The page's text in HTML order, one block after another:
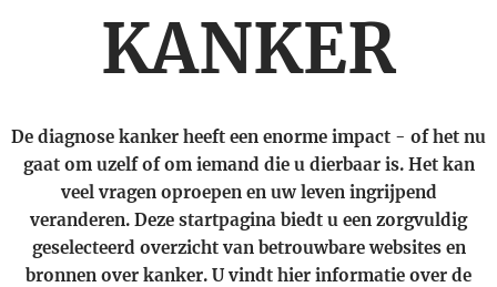
KANKER
De diagnose kanker heeft een enorme impact - of het nu
gaat om uzelf of om iemand die u dierbaar is. Het kan
veel vragen oproepen en uw leven ingrijpend
veranderen. Deze startpagina biedt u een zorgvuldig
geselecteerd overzicht van betrouwbare websites en
bronnen over kanker. U vindt hier informatie over de